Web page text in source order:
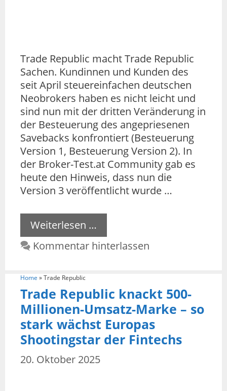
Trade Republic macht Trade Republic
Sachen. Kundinnen und Kunden des
seit April steuereinfachen deutschen
Neobrokers haben es nicht leicht und
sind nun mit der dritten Veränderung in
der Besteuerung des angepriesenen
Savebacks konfrontiert (Besteuerung
Version 1, Besteuerung Version 2). In
der Broker-Test.at Community gab es
heute den Hinweis, dass nun die
Version 3 veröffentlicht wurde …
Weiterlesen …
Kommentar hinterlassen
Home »Trade Republic
Trade Republic knackt 500-
Millionen-Umsatz-Marke – so
stark wächst Europas
Shootingstar der Fintechs
20. Oktober 2025